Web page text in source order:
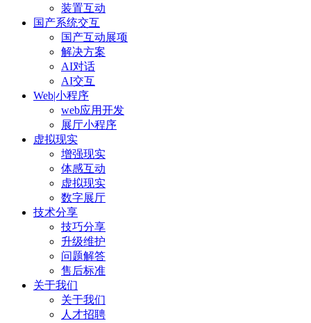
装置互动
国产系统交互
国产互动展项
解决方案
AI对话
AI交互
Web|小程序
web应用开发
展厅小程序
虚拟现实
增强现实
体感互动
虚拟现实
数字展厅
技术分享
技巧分享
升级维护
问题解答
售后标准
关于我们
关于我们
人才招聘